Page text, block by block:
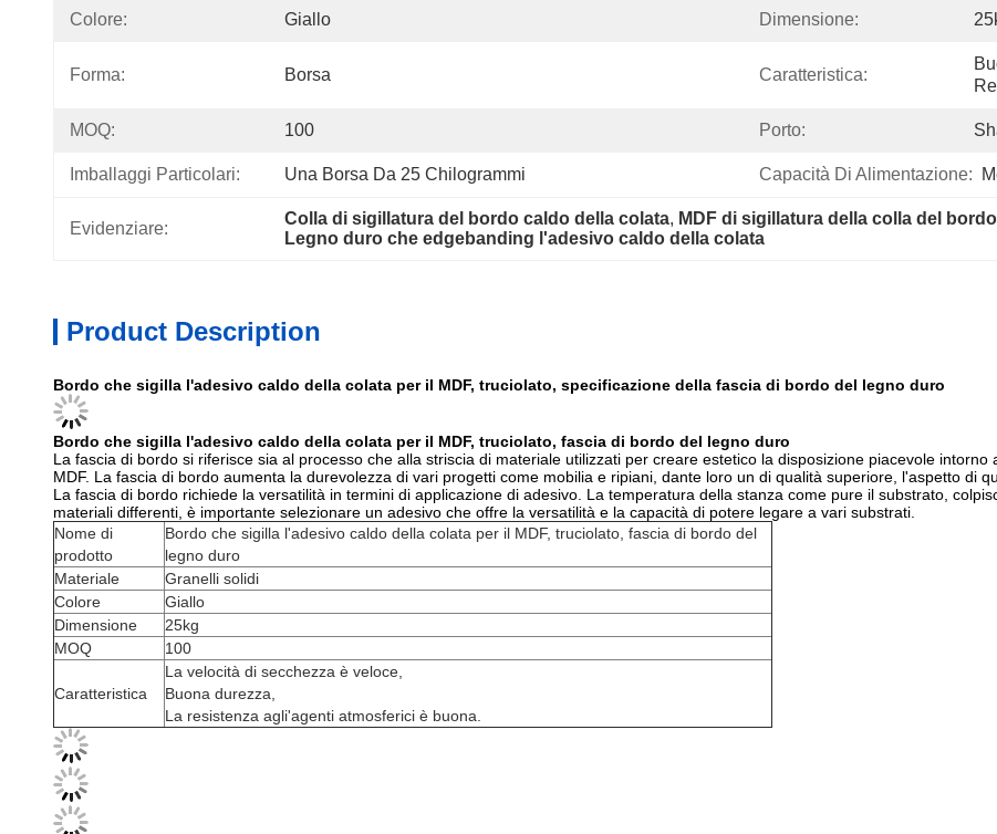
Colore: Giallo Dimensione:
Forma: Borsa Caratteristica:
MOQ: 100 Porto:
Imballaggi Particolari: Una Borsa Da 25 Chilogrammi Capacità Di Alimentazione:
Evidenziare:
Colla di sigillatura del bordo caldo della colata, MDF di sigillatura della colla del bordo
Legno duro che edgebanding l'adesivo caldo della colata
Product Description
Bordo che sigilla l'adesivo caldo della colata per il MDF, truciolato, specificazione della fascia di bordo del legno duro
Bordo che sigilla l'adesivo caldo della colata per il MDF, truciolato, fascia di bordo del legno duro
La fascia di bordo si riferisce sia al processo che alla striscia di materiale utilizzati per creare estetico la disposizione piacevole
MDF. La fascia di bordo aumenta la durevolezza di vari progetti come mobilia e ripiani, dante loro un di qualità superiore, l'aspetto di
La fascia di bordo richiede la versatilità in termini di applicazione di adesivo. La temperatura della stanza come pure il substrato,
materiali differenti, è importante selezionare un adesivo che offre la versatilità e la capacità di potere legare a vari substrati.
Nome di
prodotto
Bordo che sigilla l'adesivo caldo della colata per il MDF, truciolato, fascia di bordo del
legno duro
Materiale
Granelli solidi
Colore
Giallo
Dimensione
25kg
MOQ
100
Caratteristica
La velocità di secchezza è veloce,
Buona durezza,
La resistenza agli'agenti atmosferici è buona.